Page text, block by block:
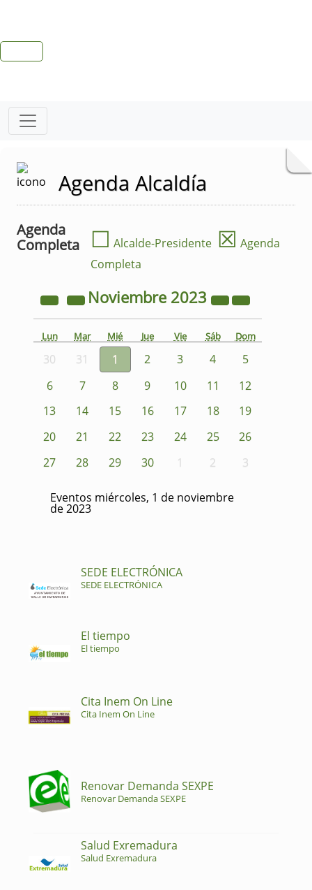
Agenda Alcaldía
Agenda
Completa
☐ Alcalde-Presidente ☒ Agenda
Completa
Noviembre 2023
Lun Mar Mié Jue Vie Sáb Dom
30 31 1 2 3 4
5
6
7 8 9 10 11
12
13
14 15 16 17 18
19
20
21 22 23 24 25
26
27
28 29 30 1 2 3
Eventos miércoles, 1 de noviembre
de 2023
SEDE ELECTRÓNICA
SEDE ELECTRÓNICA
El tiempo
El tiempo
Cita Inem On Line
Cita Inem On Line
Renovar Demanda SEXPE
Renovar Demanda SEXPE
Salud Exremadura
Salud Exremadura